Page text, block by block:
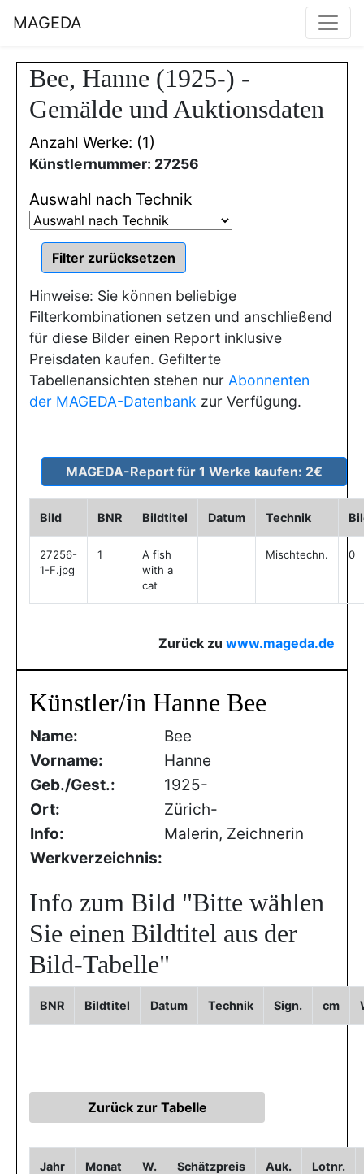
MAGEDA
Bee, Hanne (1925-) -
Gemälde und Auktionsdaten
Anzahl Werke: (1)
Künstlernummer: 27256
Auswahl nach Technik
Hinweise: Sie können beliebige
Filterkombinationen setzen und anschließend
für diese Bilder einen Report inklusive
Preisdaten kaufen. Gefilterte
Tabellenansichten stehen nur Abonnenten
der MAGEDA-Datenbank zur Verfügung.
Bild BNR Bildtitel Datum Technik
27256-
1-F.jpg
1
A fish
with a
cat
Mischtechn. 0
Zurück zu www.mageda.de
Künstler/in Hanne Bee
Name:
Bee
Vorname:
Hanne
Geb./Gest.:
1925-
Ort:
Zürich-
Info:
Malerin, Zeichnerin
Werkverzeichnis:
Info zum Bild "Bitte wählen
Sie einen Bildtitel aus der
Bild-Tabelle"
BNR Bildtitel Datum Technik Sign. cm
Jahr Monat W. Schätzpreis Auk. Lotnr.